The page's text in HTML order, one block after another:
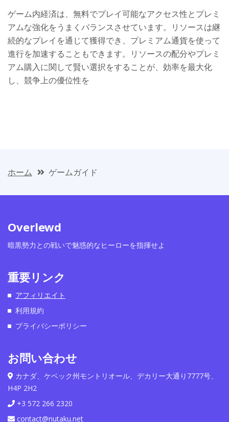
ゲーム内経済は、無料でプレイ可能なアクセス性とプレミ
アムな強化をうまくバランスさせています。リソースは継
続的なプレイを通じて獲得でき、プレミアム通貨を使って
進行を加速することもできます。リソースの配分やプレミ
アム購入に関して賢い選択をすることが、効率を最大化
し、競争上の優位性を
ホーム ゲームガイド
Overlewd
暗黒勢力との戦いで魅惑的なヒーローを指揮せよ
重要リンク
アフィリエイト
利用規約
プライバシーポリシー
お問い合わせ
カナダ、ケベック州モントリオール、デカリー大通り7777号、
H4P 2H2
+3 572 266 2320
contact@nutaku.net